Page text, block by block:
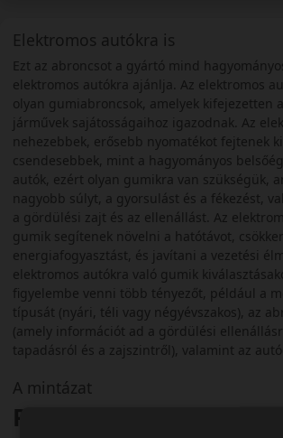
Elektromos autókra is
Ezt az abroncsot a gyártó mind
elektromos autókra ajánlja. Az elektromos
olyan gumiabroncsok, amelyek kifejezetten
járművek sajátosságaihoz igazodnak. Az
nehezebbek, erősebb nyomatékot fejtenek
csendesebbek, mint a hagyományos
autók, ezért olyan gumikra van szükségük,
nagyobb súlyt, a gyorsulást és a fékezést,
a gördülési zajt és az ellenállást. Az
gumik segítenek növelni a hatótávot,
energiafogyasztást, és javítani a vezetési
elektromos autókra való gumik
figyelembe venni több tényezőt, például a
típusát (nyári, téli vagy négyévszakos), az
(amely információt ad a gördülési
tapadásról és a zajszintről), valamint az
A mintázat
Pirelli Sottozero 3